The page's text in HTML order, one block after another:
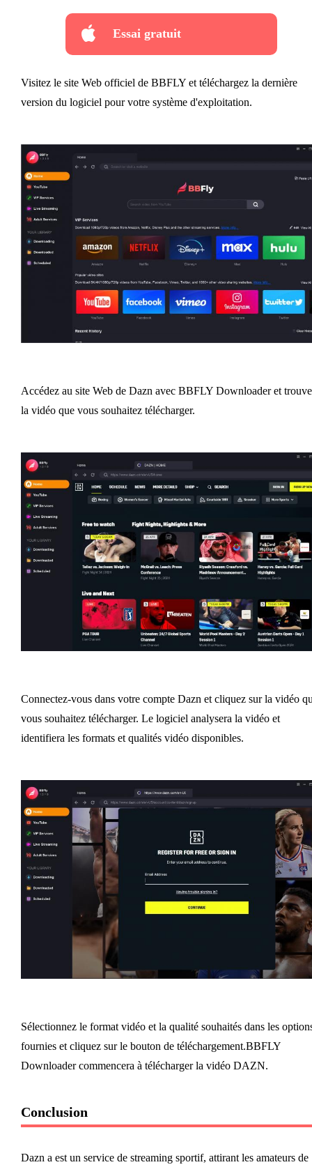
Essai gratuit
Visitez le site Web officiel de BBFLY et téléchargez la dernière
version du logiciel pour votre système d'exploitation.
Accédez au site Web de Dazn avec BBFLY Downloader et
la vidéo que vous souhaitez télécharger.
Connectez-vous dans votre compte Dazn et cliquez sur la vidéo
vous souhaitez télécharger. Le logiciel analysera la vidéo et
identifiera les formats et qualités vidéo disponibles.
Sélectionnez le format vidéo et la qualité souhaités dans les
fournies et cliquez sur le bouton de téléchargement.BBFLY
Downloader commencera à télécharger la vidéo DAZN.
Conclusion
Dazn a est un service de streaming sportif, attirant les amateurs de